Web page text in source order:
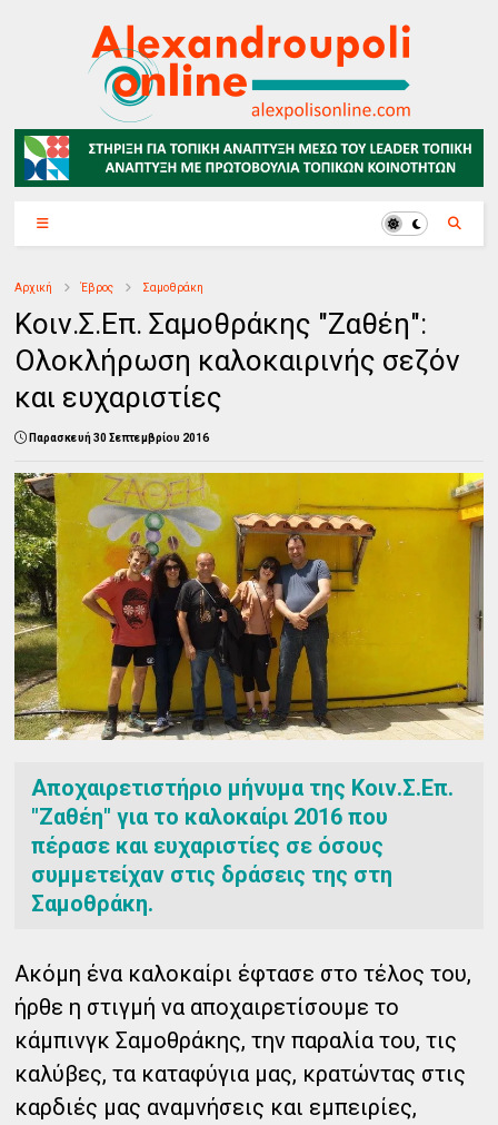
Αρχική Έβρος Σαμοθράκη
Κοιν.Σ.Επ. Σαμοθράκης "Ζαθέη":
Ολοκλήρωση καλοκαιρινής σεζόν
και ευχαριστίες
Παρασκευή 30 Σεπτεμβρίου 2016
Αποχαιρετιστήριο μήνυμα της Κοιν.Σ.Επ.
"Ζαθέη" για το καλοκαίρι 2016 που
πέρασε και ευχαριστίες σε όσους
συμμετείχαν στις δράσεις της στη
Σαμοθράκη.
Ακόμη ένα καλοκαίρι έφτασε στο τέλος του,
ήρθε η στιγμή να αποχαιρετίσουμε το
κάμπινγκ Σαμοθράκης, την παραλία του, τις
καλύβες, τα καταφύγια μας, κρατώντας στις
καρδιές μας αναμνήσεις και εμπειρίες,